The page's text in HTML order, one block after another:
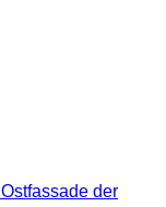
der